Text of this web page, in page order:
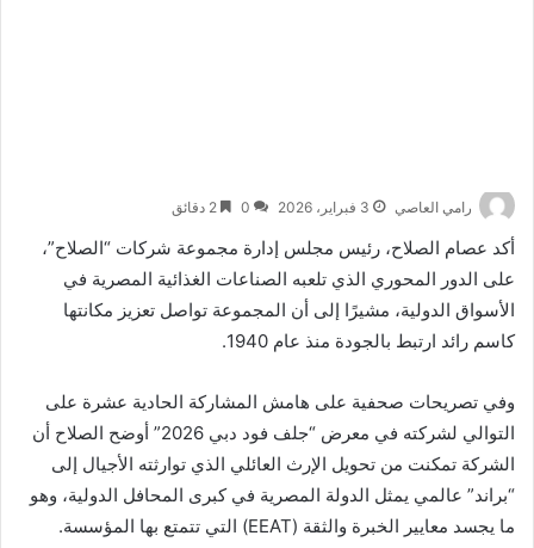
رامي العاصي 3 فبراير، 2026 0
أكد عصام الصلاح، رئيس مجلس إدارة مجموعة شركات “الصلاح”،
على الدور المحوري الذي تلعبه الصناعات الغذائية المصرية في
الأسواق الدولية، مشيرًا إلى أن المجموعة تواصل تعزيز مكانتها
كاسم رائد ارتبط بالجودة منذ عام 1940.
وفي تصريحات صحفية على هامش المشاركة الحادية عشرة على
التوالي لشركته في معرض “جلف فود دبي 2026” أوضح الصلاح أن
الشركة تمكنت من تحويل الإرث العائلي الذي توارثته الأجيال إلى
“براند” عالمي يمثل الدولة المصرية في كبرى المحافل الدولية، وهو
ما يجسد معايير الخبرة والثقة (EEAT) التي تتمتع بها المؤسسة.